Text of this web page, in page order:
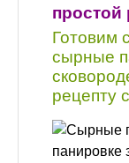
простой
Готовим
сырные
рецепту